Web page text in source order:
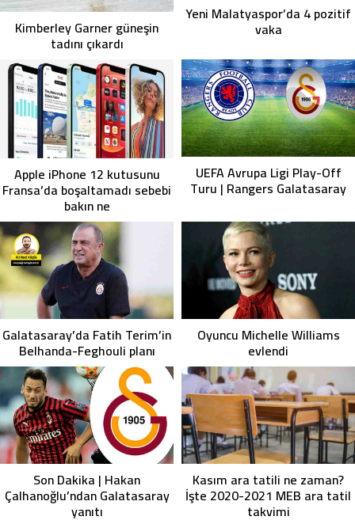
Kimberley Garner güneşin
tadını çıkardı
Yeni Malatyaspor’da 4 pozitif
vaka
Apple iPhone 12 kutusunu
Fransa’da boşaltamadı sebebi
bakın ne
UEFA Avrupa Ligi Play-Off
Turu | Rangers Galatasaray
Galatasaray’da Fatih Terim’in
Belhanda-Feghouli planı
Oyuncu Michelle Williams
evlendi
Son Dakika | Hakan
Çalhanoğlu’ndan Galatasaray
yanıtı
Kasım ara tatili ne zaman?
İşte 2020-2021 MEB ara tatil
takvimi